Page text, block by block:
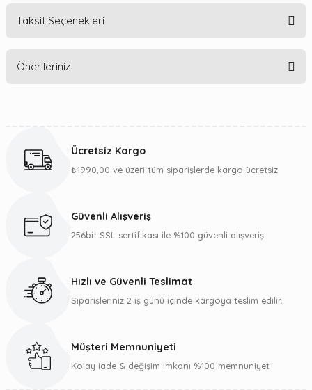
Taksit Seçenekleri
Önerileriniz
Görüş ve önerileriniz için teşekkür ederiz.
Ürün bilgilerinde hatalar bulunuyor.
Gönder
Ücretsiz Kargo
₺1990,00 ve üzeri tüm siparişlerde kargo ücretsiz
Güvenli Alışveriş
256bit SSL sertifikası ile %100 güvenli alışveriş
Hızlı ve Güvenli Teslimat
Siparişleriniz 2 iş günü içinde kargoya teslim edilir.
Müşteri Memnuniyeti
Kolay iade & değişim imkanı %100 memnuniyet